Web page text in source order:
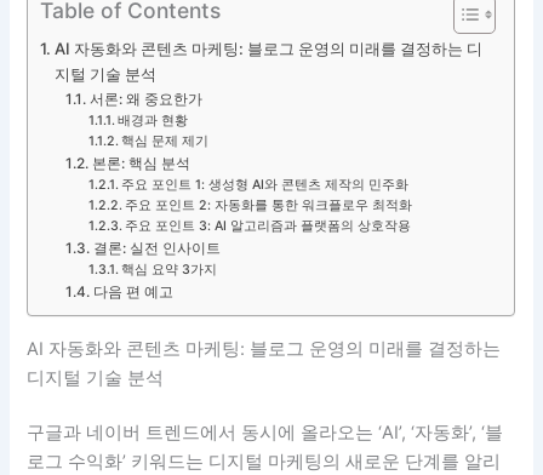
Table of Contents
AI 자동화와 콘텐츠 마케팅: 블로그 운영의 미래를 결정하는 디
지털 기술 분석
서론: 왜 중요한가
배경과 현황
핵심 문제 제기
본론: 핵심 분석
주요 포인트 1: 생성형 AI와 콘텐츠 제작의 민주화
주요 포인트 2: 자동화를 통한 워크플로우 최적화
주요 포인트 3: AI 알고리즘과 플랫폼의 상호작용
결론: 실전 인사이트
핵심 요약 3가지
다음 편 예고
AI 자동화와 콘텐츠 마케팅: 블로그 운영의 미래를 결정하는
디지털 기술 분석
구글과 네이버 트렌드에서 동시에 올라오는 ‘AI’, ‘자동화’, ‘블
로그 수익화’ 키워드는 디지털 마케팅의 새로운 단계를 알리